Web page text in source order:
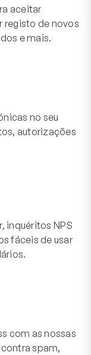
aceitar
registo de novos
e mais.
no seu
autorizações
inquéritos NPS
fáceis de usar
com as nossas
spam,